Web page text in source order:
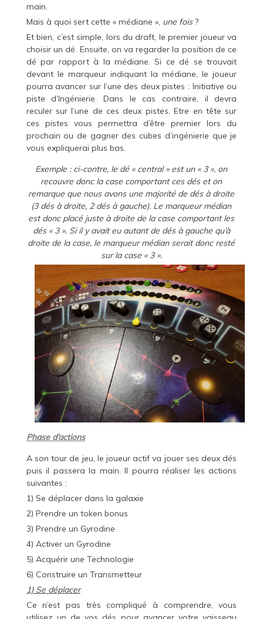
main.
Mais à quoi sert cette « médiane », une fois?
Et bien, c’est simple, lors du draft, le premier joueur va
choisir un dé. Ensuite, on va regarder la position de ce
dé par rapport à la médiane. Si ce dé se trouvait
devant le marqueur indiquant la médiane, le joueur
pourra avancer sur l’une des deux pistes : Initiative ou
piste d’Ingénierie. Dans le cas contraire, il devra
reculer sur l’une de ces deux pistes. Etre en tête sur
ces pistes vous permettra d’être premier lors du
prochain ou de gagner des cubes d’ingénierie que je
vous expliquerai plus bas.
Exemple : ci-contre, le dé « central » est un « 3 », on
recouvre donc la case comportant ces dés et on
remarque que nous avons une majorité de dés à droite
(3 dés à droite, 2 dés à gauche). Le marqueur médian
est donc placé juste à droite de la case comportant les
dés « 3 ». Si il y avait eu autant de dés à gauche qu’à
droite de la case, le marqueur médian serait donc resté
sur la case « 3 ».
Phase d’actions
A son tour de jeu, le joueur actif va jouer ses deux dés
puis il passera la main. Il pourra réaliser les actions
suivantes :
1) Se déplacer dans la galaxie
2) Prendre un token bonus
3) Prendre un Gyrodine
4) Activer un Gyrodine
5) Acquérir une Technologie
6) Construire un Transmetteur
1) Se déplacer
Ce n’est pas très compliqué à comprendre, vous